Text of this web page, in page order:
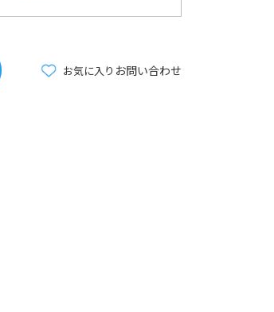
お問い合わせ
お気に入り